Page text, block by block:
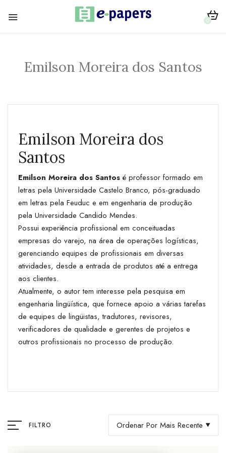
0
Emilson Moreira dos Santos
Emilson Moreira dos
Santos
Emilson Moreira dos Santos é professor formado em
letras pela Universidade Castelo Branco, pós-graduado
em letras pela Feuduc e em engenharia de produção
pela Universidade Candido Mendes.
Possui experiência profissional em conceituadas
empresas do varejo, na área de operações logísticas,
gerenciando equipes de profissionais em diversas
atividades, desde a entrada de produtos até a entrega
aos clientes.
Atualmente, o autor tem interesse pela pesquisa em
engenharia lingüística, que fornece apoio a várias tarefas
de equipes de lingüistas, tradutores, revisores,
verificadores de qualidade e gerentes de projetos e
outros profissionais no processo de produção.
FILTRO Ordenar Por Mais Recente